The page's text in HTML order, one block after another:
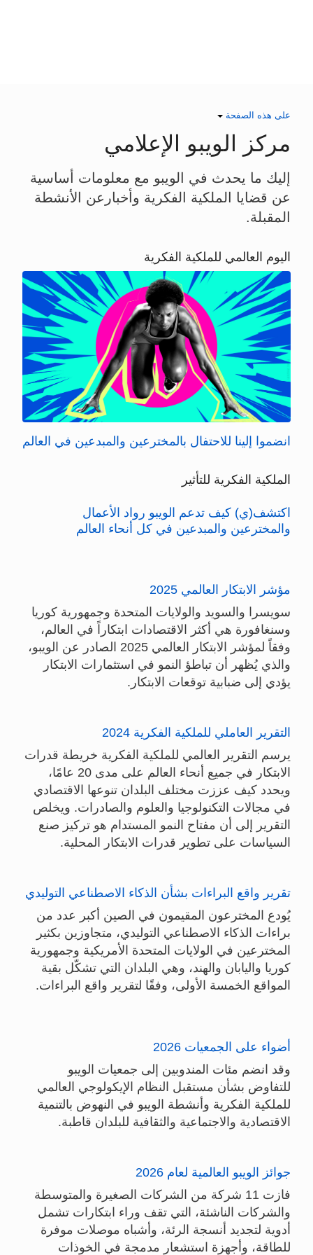
على هذه الصفحة
مركز الويبو الإعلامي
إليك ما يحدث في الويبو مع معلومات أساسية
عن قضايا الملكية الفكرية وأخبارعن الأنشطة
المقبلة.
اليوم العالمي للملكية الفكرية
انضموا إلينا للاحتفال بالمخترعين والمبدعين في العالم
الملكية الفكرية للتأثير
اكتشف(ي) كيف تدعم الويبو رواد الأعمال
والمخترعين والمبدعين في كل أنحاء العالم
مؤشر الابتكار العالمي 2025
سويسرا والسويد والولايات المتحدة وجمهورية كوريا
وسنغافورة هي أكثر الاقتصادات ابتكاراً في العالم،
وفقاً لمؤشر الابتكار العالمي 2025 الصادر عن الويبو،
والذي يُظهر أن تباطؤ النمو في استثمارات الابتكار
يؤدي إلى ضبابية توقعات الابتكار.
التقرير العاملي للملكية الفكرية 2024
يرسم التقرير العالمي للملكية الفكرية خريطة قدرات
الابتكار في جميع أنحاء العالم على مدى 20 عامًا،
ويحدد كيف عززت مختلف البلدان تنوعها الاقتصادي
في مجالات التكنولوجيا والعلوم والصادرات. ويخلص
التقرير إلى أن مفتاح النمو المستدام هو تركيز صنع
السياسات على تطوير قدرات الابتكار المحلية.
تقرير واقع البراءات بشأن الذكاء الاصطناعي التوليدي
يُودع المخترعون المقيمون في الصين أكبر عدد من
براءات الذكاء الاصطناعي التوليدي، متجاوزين بكثير
المخترعين في الولايات المتحدة الأمريكية وجمهورية
كوريا واليابان والهند، وهي البلدان التي تشكّل بقية
المواقع الخمسة الأولى، وفقًا لتقرير واقع البراءات.
أضواء على الجمعيات 2026
وقد انضم مئات المندوبين إلى جمعيات الويبو
للتفاوض بشأن مستقبل النظام الإيكولوجي العالمي
للملكية الفكرية وأنشطة الويبو في النهوض بالتنمية
الاقتصادية والاجتماعية والثقافية للبلدان قاطبة.
جوائز الويبو العالمية لعام 2026
فازت 11 شركة من الشركات الصغيرة والمتوسطة
والشركات الناشئة، التي تقف وراء ابتكارات تشمل
أدوية لتجديد أنسجة الرئة، وأشباه موصلات موفرة
للطاقة، وأجهزة استشعار مدمجة في الخوذات